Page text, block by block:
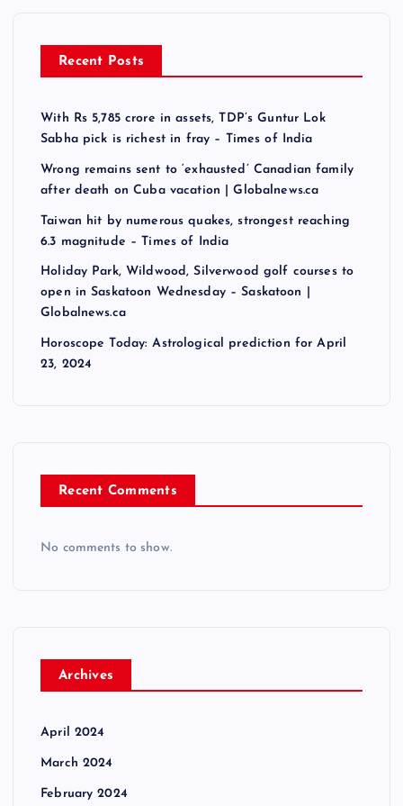
Recent Posts
With Rs 5,785 crore in assets, TDP’s Guntur Lok
Sabha pick is richest in fray – Times of India
Wrong remains sent to ‘exhausted’ Canadian family
after death on Cuba vacation | Globalnews.ca
Taiwan hit by numerous quakes, strongest reaching
6.3 magnitude – Times of India
Holiday Park, Wildwood, Silverwood golf courses to
open in Saskatoon Wednesday – Saskatoon |
Globalnews.ca
Horoscope Today: Astrological prediction for April
23, 2024
Recent Comments
No comments to show.
Archives
April 2024
March 2024
February 2024